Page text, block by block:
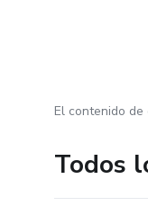
El contenido
Todos